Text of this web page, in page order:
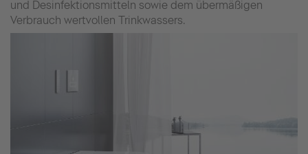
und Desinfektionsmitteln sowie dem übermäßigen
Verbrauch wertvollen Trinkwassers.